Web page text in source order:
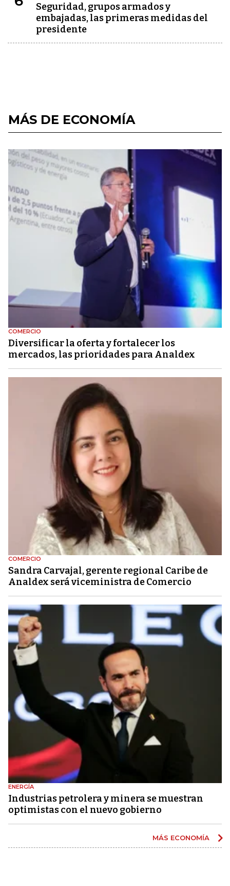
Seguridad, grupos armados y
embajadas, las primeras medidas del
presidente
MÁS DE ECONOMÍA
COMERCIO
Diversificar la oferta y fortalecer los
mercados, las prioridades para Analdex
COMERCIO
Sandra Carvajal, gerente regional Caribe de
Analdex será viceministra de Comercio
ENERGÍA
Industrias petrolera y minera se muestran
optimistas con el nuevo gobierno
MÁS ECONOMÍA